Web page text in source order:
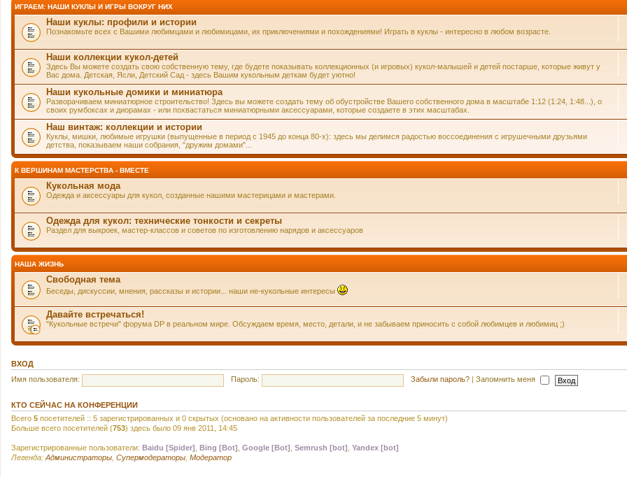
ИГРАЕМ: НАШИ КУКЛЫ И ИГРЫ ВОКРУГ НИХ
Наши куклы: профили и истории
Познакомьте всех с Вашими любимцами и любимицами, их приключениями и похождениями! Играть в куклы - интересно в любом возрасте.
Наши коллекции кукол-детей
Здесь Вы можете создать свою собственную тему, где будете показывать коллекционных (и игровых) кукол-малышей и детей постарше, которые живут у
Вас дома. Детская, Ясли, Детский Сад - здесь Вашим кукольным деткам будет уютно!
Наши кукольные домики и миниатюра
Разворачиваем миниатюрное строительство! Здесь вы можете создать тему об обустройстве Вашего собственного дома в масштабе 1:12 (1:24, 1:48...), о
своих румбоксах и диорамах - или похвастаться миниатюрными аксессуарами, которые создаете в этих масштабах.
Наш винтаж: коллекции и истории
Куклы, мишки, любимые игрушки (выпущенные в период с 1945 до конца 80-х): здесь мы делимся радостью воссоединения с игрушечными друзьями
детства, показываем наши собрания, "дружим домами"...
К ВЕРШИНАМ МАСТЕРСТВА - ВМЕСТЕ
Кукольная мода
Одежда и аксессуары для кукол, созданные нашими мастерицами и мастерами.
Одежда для кукол: технические тонкости и секреты
Раздел для выкроек, мастер-классов и советов по изготовлению нарядов и аксессуаров
НАША ЖИЗНЬ
Свободная тема
Беседы, дискуссии, мнения, рассказы и истории... наши не-кукольные интересы
Давайте встречаться!
"Кукольные встречи" форума DP в реальном мире. Обсуждаем время, место, детали, и не забываем приносить с собой любимцев и любимиц ;)
ВХОД
Имя пользователя:
Пароль: Забыли пароль? Запомнить меня
КТО СЕЙЧАС НА КОНФЕРЕНЦИИ
Всего 5 посетителей :: 5 зарегистрированных и 0 скрытых (основано на активности пользователей за последние 5 минут)
Больше всего посетителей (753) здесь было 09 янв 2011, 14:45
Зарегистрированные пользователи: Baidu [Spider] Bing [Bot] Google [Bot] Semrush [bot] Yandex [bot]
Легенда: Администраторы Супермодераторы Модератор